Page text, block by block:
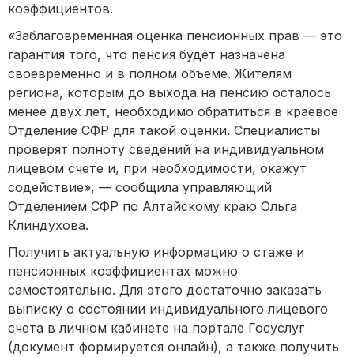
коэффициентов.
«Заблаговременная оценка пенсионных прав — это
гарантия того, что пенсия будет назначена
своевременно и в полном объеме. Жителям
региона, которым до выхода на пенсию осталось
менее двух лет, необходимо обратиться в краевое
Отделение СФР для такой оценки. Специалисты
проверят полноту сведений на индивидуальном
лицевом счете и, при необходимости, окажут
содействие», — сообщила управляющий
Отделением СФР по Алтайскому краю Ольга
Клиндухова.
Получить актуальную информацию о стаже и
пенсионных коэффициентах можно
самостоятельно. Для этого достаточно заказать
выписку о состоянии индивидуального лицевого
счета в личном кабинете на портале Госуслуг
(документ формируется онлайн), а также получить